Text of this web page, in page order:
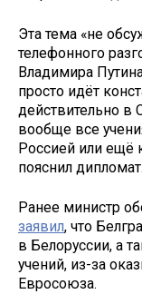
Эта тема «не
телефонного
Владимира
просто идёт
действительно в
вообще все
Россией или ещё
пояснил дипломат.
Ранее министр
заявил, что
в Белоруссии, а
учений, из-за
Евросоюза.